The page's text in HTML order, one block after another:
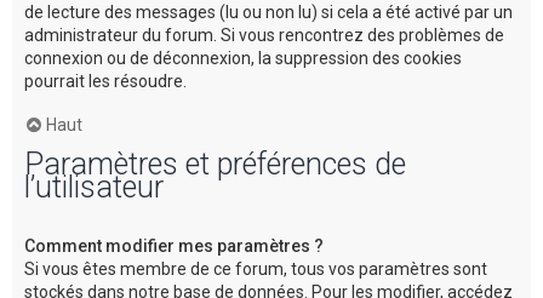
de lecture des messages (lu ou non lu) si cela a été activé par un
administrateur du forum. Si vous rencontrez des problèmes de
connexion ou de déconnexion, la suppression des cookies
pourrait les résoudre.
Haut
Paramètres et préférences de
l’utilisateur
Comment modifier mes paramètres ?
Si vous êtes membre de ce forum, tous vos paramètres sont
stockés dans notre base de données. Pour les modifier, accédez